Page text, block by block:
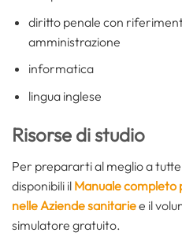
diritto penale con
amministrazione
informatica
lingua inglese
Risorse di studio
Per prepararti al meglio a
disponibili il Manuale completo
nelle Aziende sanitariee il
simulatore gratuito.